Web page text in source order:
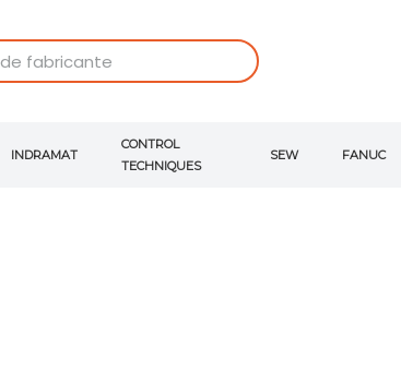
INDRAMAT
CONTROL
TECHNIQUES
SEW FANUC